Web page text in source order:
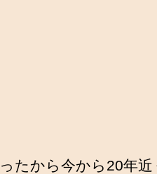
たから今から20年